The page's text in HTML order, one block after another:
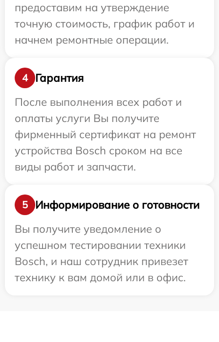
предоставим на утверждение
точную стоимость, график работ и
начнем ремонтные операции.
4
Гарантия
После выполнения всех работ и
оплаты услуги Вы получите
фирменный сертификат на ремонт
устройства Bosch сроком на все
виды работ и запчасти.
5
Информирование о готовности
Вы получите уведомление о
успешном тестировании техники
Bosch, и наш сотрудник привезет
технику к вам домой или в офис.